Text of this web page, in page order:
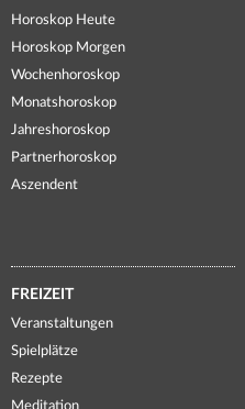
Horoskop Heute
Horoskop Morgen
Wochenhoroskop
Monatshoroskop
Jahreshoroskop
Partnerhoroskop
Aszendent
FREIZEIT
Veranstaltungen
Spielplätze
Rezepte
Meditation